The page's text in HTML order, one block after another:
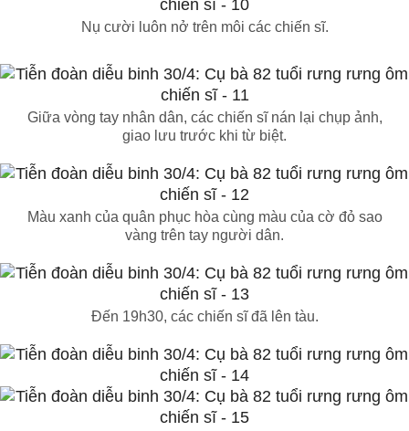
Nụ cười luôn nở trên môi các chiến sĩ.
Giữa vòng tay nhân dân, các chiến sĩ nán lại chụp ảnh,
giao lưu trước khi từ biệt.
Màu xanh của quân phục hòa cùng màu của cờ đỏ sao
vàng trên tay người dân.
Đến 19h30, các chiến sĩ đã lên tàu.